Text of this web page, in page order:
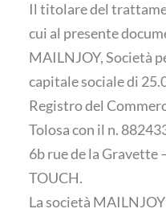
Il titolare del
cui al presente
MAILNJOY, Società
capitale sociale di
Registro del
Tolosa con il n.
6b rue de la Gravette
TOUCH.
La società